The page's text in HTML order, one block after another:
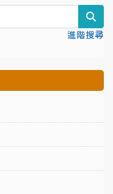
進階搜尋